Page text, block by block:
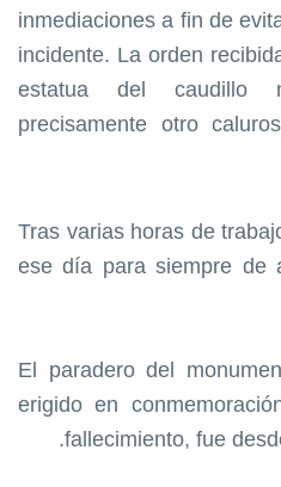
inmediaciones a fin de
incidente. La orden
estatua del caudillo
precisamente otro
Tras varias horas de
ese día para siempre de
El paradero del
erigido en
fallecimiento, fue